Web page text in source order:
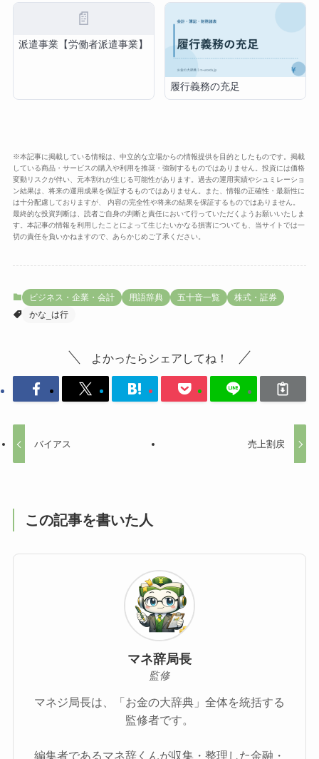
📄
派遣事業【労働者派遣事業】
履行義務の充足
※本記事に掲載している情報は、中立的な立場からの情報提供を目的としたものです。掲載
している商品・サービスの購入や利用を推奨・強制するものではありません。投資には価格
変動リスクが伴い、元本割れが生じる可能性があります。過去の運用実績やシュミレーショ
ン結果は、将来の運用成果を保証するものではありません。また、情報の正確性・最新性に
は十分配慮しておりますが、 内容の完全性や将来の結果を保証するものではありません。
最終的な投資判断は、読者ご自身の判断と責任において行っていただくようお願いいたしま
す。本記事の情報を利用したことによって生じたいかなる損害についても、当サイトでは一
切の責任を負いかねますので、あらかじめご了承ください。
ビジネス・企業・会計 用語辞典 五十音一覧
株式・証券
かな_は行
よかったらシェアしてね！
バイアス 売上割戻
この記事を書いた人
マネ辞局長
監修
マネジ局長は、「お金の大辞典」全体を統括する
監修者です。
編集者であるマネ辞くんが収集・整理した金融・